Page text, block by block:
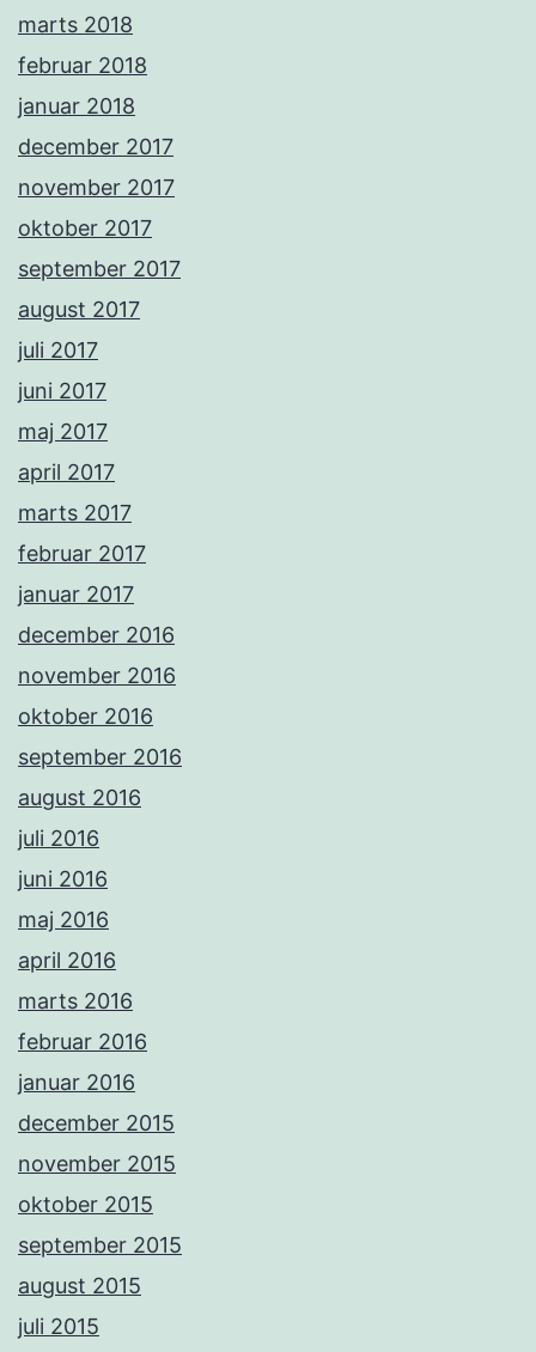
marts 2018
februar 2018
januar 2018
december 2017
november 2017
oktober 2017
september 2017
august 2017
juli 2017
juni 2017
maj 2017
april 2017
marts 2017
februar 2017
januar 2017
december 2016
november 2016
oktober 2016
september 2016
august 2016
juli 2016
juni 2016
maj 2016
april 2016
marts 2016
februar 2016
januar 2016
december 2015
november 2015
oktober 2015
september 2015
august 2015
juli 2015